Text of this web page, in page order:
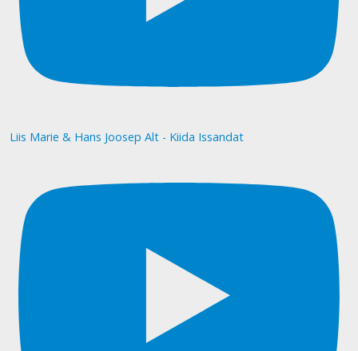
Liis Marie & Hans Joosep Alt - Kiida Issandat